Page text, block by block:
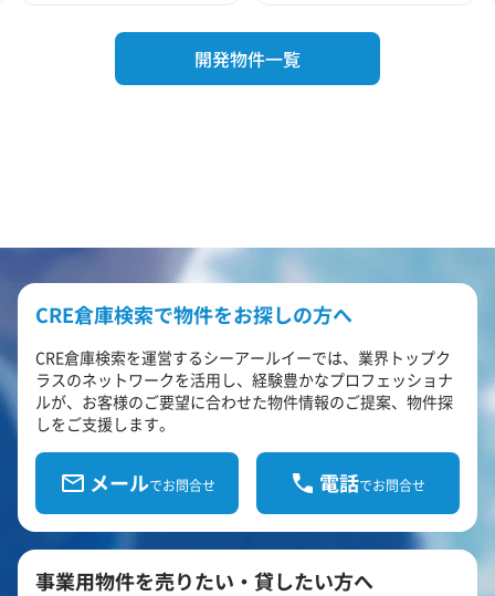
開発物件一覧
CRE倉庫検索で物件をお探しの方へ
CRE倉庫検索を運営するシーアールイーでは、業界トップク
ラスのネットワークを活用し、経験豊かなプロフェッショナ
ルが、お客様のご要望に合わせた物件情報のご提案、物件探
しをご支援します。
メールでお問合せ 電話でお問合せ
事業用物件を売りたい・貸したい方へ